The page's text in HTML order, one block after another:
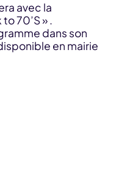
avec la
70’S » .
dans son
en mairie